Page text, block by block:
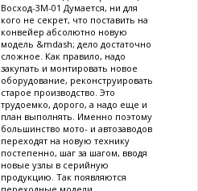
Восход-3М-01 Думается, ни для
кого не секрет, что поставить на
конвейер абсолютно новую
модель &mdash; дело достаточно
сложное. Как правило, надо
закупать и монтировать новое
оборудование, реконструировать
старое производство. Это
трудоемко, дорого, а надо еще и
план выполнять. Именно поэтому
большинство мото- и автозаводов
переходят на новую технику
постепенно, шаг за шагом, вводя
новые узлы в серийную
продукцию. Так появляются